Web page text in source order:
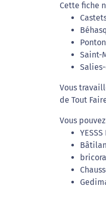
Cette fiche
Saint-
Vous
de Tout
Vous